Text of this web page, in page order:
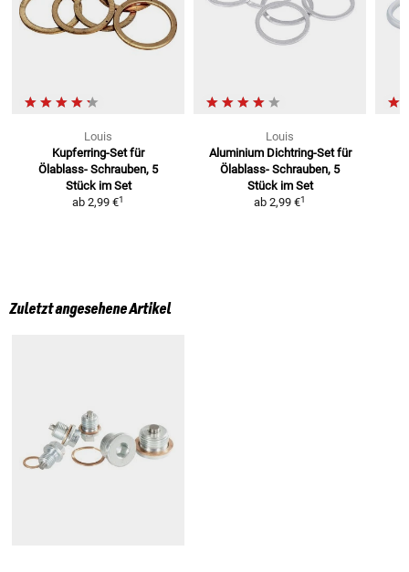
Louis
Kupferring-Set für
Ölablass- Schrauben, 5
Stück im Set
ab 2,99 €1
Louis
Aluminium Dichtring-Set für
Ölablass- Schrauben, 5
Stück im Set
ab 2,99 €1
Zuletzt angesehene Artikel